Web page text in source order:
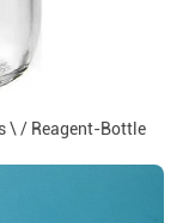
\ / Reagent-Bottle